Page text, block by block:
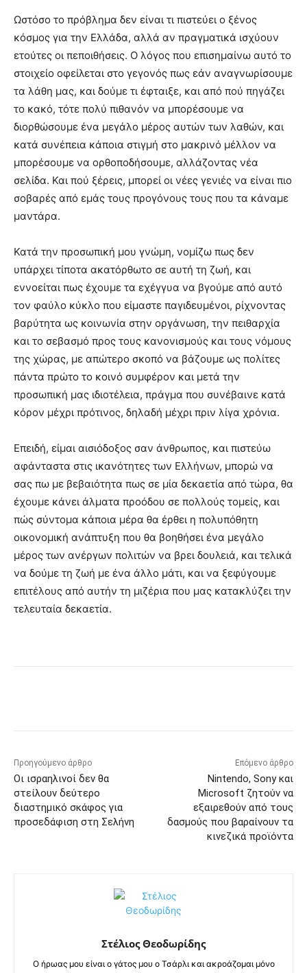
Ωστόσο το πρόβλημα δεν είναι τι πιστεύει ο ξένος
κόσμος για την Ελλάδα, αλλά αν πραγματικά ισχύουν
ετούτες οι πεποιθήσεις. Ο λόγος που επισημαίνω αυτό το
στοιχείο οφείλεται στο γεγονός πως εάν αναγνωρίσουμε
τα λάθη μας, και δούμε τι έφταιξε, και από πού πηγάζει
το κακό, τότε πολύ πιθανόν να μπορέσουμε να
διορθώσουμε ένα μεγάλο μέρος αυτών των λαθών, και
κατά συνέπεια κάποια στιγμή στο μακρινό μέλλον να
μπορέσουμε να ορθοποδήσουμε, αλλάζοντας νέα
σελίδα. Και πού ξέρεις, μπορεί οι νέες γενιές να είναι πιο
σοβαρές από εμάς τους προγόνους τους που τα κάναμε
μαντάρα.
Κατά την προσωπική μου γνώμη, νομίζω πως δεν
υπάρχει τίποτα ακατόρθωτο σε αυτή τη ζωή, και
εννοείται πως έχουμε τα εχέγγυα να βγούμε από αυτό
τον φαύλο κύκλο που είμαστε παγιδευμένοι, ρίχνοντας
βαρύτητα ως κοινωνία στην οργάνωση, την πειθαρχία
και το σεβασμό προς τους κανονισμούς και τους νόμους
της χώρας, με απώτερο σκοπό να βάζουμε ως πολίτες
πάντα πρώτο το κοινό συμφέρον και μετά την
προσωπική μας ιδιοτέλεια, πράγμα που συνέβαινε κατά
κόρον μέχρι πρότινος, δηλαδή μέχρι πριν λίγα χρόνια.
Επειδή, είμαι αισιόδοξος σαν άνθρωπος, και πιστεύω
αφάνταστα στις ικανότητες των Ελλήνων, μπορώ να
σας πω με βεβαιότητα πως σε μία δεκαετία από τώρα, θα
έχουμε κάνει άλματα προόδου σε πολλούς τομείς, και
πώς σύντομα κάποια μέρα θα έρθει η πολυπόθητη
οικονομική ανάπτυξη που θα βοηθήσει ένα μεγάλο
μέρος των ανέργων πολιτών να βρει δουλειά, και τελικά
να δούμε τη ζωή με ένα άλλο μάτι, και να ξεφύγουμε
επιτέλους από αυτήν τη μιζέρια που μας κατακλύζει την
τελευταία δεκαετία.
Προηγούμενο άρθρο
Οι ισραηλινοί δεν θα
στείλουν δεύτερο
διαστημικό σκάφος για
προσεδάφιση στη Σελήνη
Επόμενο άρθρο
Nintendo, Sony και
Microsoft ζητούν να
εξαιρεθούν από τους
δασμούς που βαραίνουν τα
κινεζικά προϊόντα
Στέλιος Θεοδωρίδης
Ο ήρωας μου είναι ο γάτος μου ο Τσάρλι και ακροάζομαι μόνο